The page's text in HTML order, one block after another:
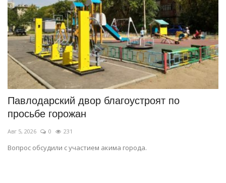
Павлодарский двор благоустроят по
просьбе горожан
Авг 5, 2026 0 231
Вопрос обсудили с участием акима города.